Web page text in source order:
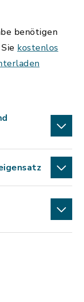
benötigen
kostenlos